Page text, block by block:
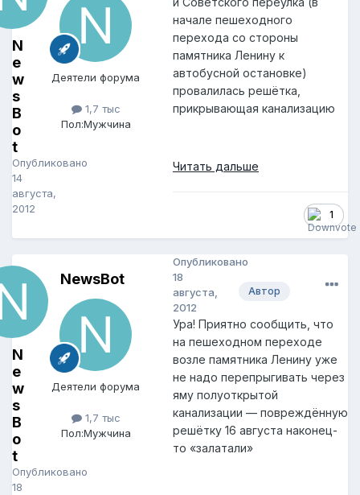
N
e
w
s
B
o
t
Опубликовано
14
августа,
2012
Деятели форума
1,7 тыс
Пол:Мужчина
начале пешеходного
перехода со стороны
памятника Ленину к
автобусной остановке)
провалилась решётка,
прикрывающая канализацию
Читать дальше
1
N
e
w
s
B
o
t
Опубликовано
18
NewsBot
Деятели форума
1,7 тыс
Пол:Мужчина
Автор
Опубликовано
18
августа,
2012
Ура! Приятно сообщить, что
на пешеходном переходе
возле памятника Ленину уже
не надо перепрыгивать через
яму полуоткрытой
канализации — повреждённую
решётку 16 августа наконец-
то «залатали»